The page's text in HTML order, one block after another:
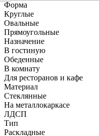
Форма
Круглые
Овальные
Прямоугольные
Назначение
В гостиную
Обеденные
В комнату
Для ресторанов и кафе
Материал
Стеклянные
На металлокаркасе
ЛДСП
Тип
Раскладные